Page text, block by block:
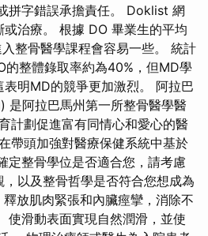
拼字錯誤承擔責任。 Doklist 網
治療。 根據 DO 畢業生的平均
整骨醫學課程會容易一些。 統計
的整體錄取率約為40%，但MD學
明MD的競爭更加激烈。 阿拉巴
是阿拉巴馬州第一所整骨醫學醫
計劃促進富有同情心和愛心的醫
帶頭加強對醫療保健系統中基於
定整骨學位是否適合您，請考慮
以及整骨哲學是否符合您想成為
釋放肌肉緊張和內臟痙攣，消除不
使滑動表面實現自然潤滑，並使